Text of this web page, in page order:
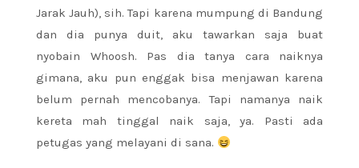
Jarak Jauh), sih. Tapi karena mumpung di Bandung
dan dia punya duit, aku tawarkan saja buat
nyobain Whoosh. Pas dia tanya cara naiknya
gimana, aku pun enggak bisa menjawan karena
belum pernah mencobanya. Tapi namanya naik
kereta mah tinggal naik saja, ya. Pasti ada
petugas yang melayani di sana.